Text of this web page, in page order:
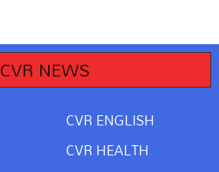
CVR NEWS
CVR ENGLISH
CVR HEALTH